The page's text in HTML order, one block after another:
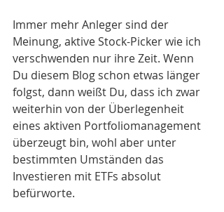
Immer mehr Anleger sind der
Meinung, aktive Stock-Picker wie ich
verschwenden nur ihre Zeit. Wenn
Du diesem Blog schon etwas länger
folgst, dann weißt Du, dass ich zwar
weiterhin von der Überlegenheit
eines aktiven Portfoliomanagement
überzeugt bin, wohl aber unter
bestimmten Umständen das
Investieren mit ETFs absolut
befürworte.